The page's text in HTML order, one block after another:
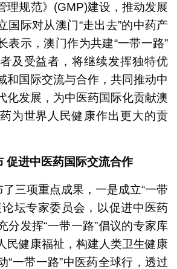
理规范》(GMP)建设，推动发展
国际对从澳门“走出去”的中药产
表示，澳门作为共建“一带一路”
及受益者，将继续发挥独特优
和国际交流与合作，共同推动中
化发展，为中医药国际化贡献澳
为世界人民健康作出更大的贡
促进中医药国际交流合作
三项重点成果，一是成立“一带
坛专家委员会，以促进中医药
分发挥“一带一路”倡议的专家库
民健康福祉，构建人类卫生健康
“一带一路”中医药全球行，透过